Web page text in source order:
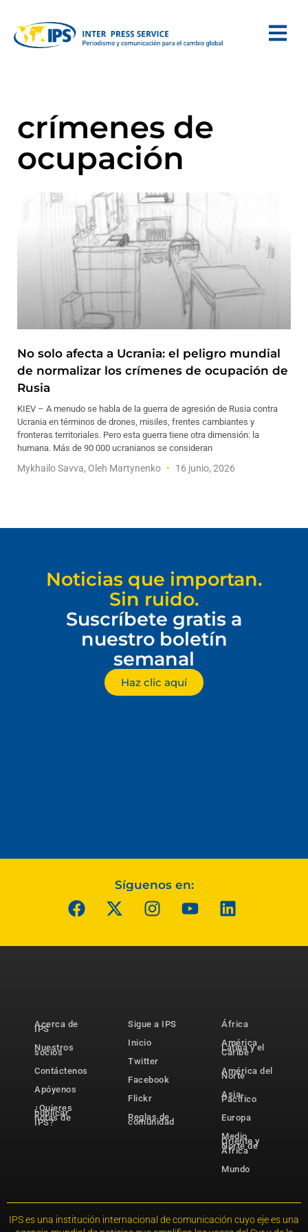
crímenes de
ocupación
No solo afecta a Ucrania: el peligro mundial
de normalizar los crímenes de ocupación de
Rusia
KIEV – A menudo se habla de la guerra de agresión de Rusia contra
Ucrania en términos de drones, misiles, frentes cambiantes y
fronteras territoriales. Pero esta guerra tiene otra dimensión: la
humana. Más de 90 000 ucranianos se consideran
Mykhailo Savva, Oleh Martynenko 16 junio, 2026
Noticias que importan.
Sin ruido.
Suscríbete gratis a
nuestro boletín
semanal
Haz clic aquí
Síguenos en:
Acerca de
IPS
Nuestros
socios
Contáctenos
Apóyenos
¿Quieres
publicar
notas de
IPS?
Sigue a IPS
Inicio
Twitter
Facebook
Flickr
Reglas de
comunidad
África
América
Latina y el
Caribe
América del
Norte
Asia-
Pacífico
Europa
Medio
Oriente y
Norte de
África
Mundo
IPS es una institución internacional de comunicación cuyo eje es una